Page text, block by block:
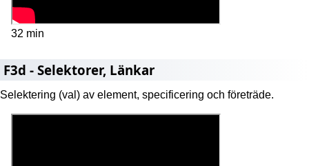
32 min
F3d - Selektorer, Länkar
Selektering (val) av element, specificering och företräde.